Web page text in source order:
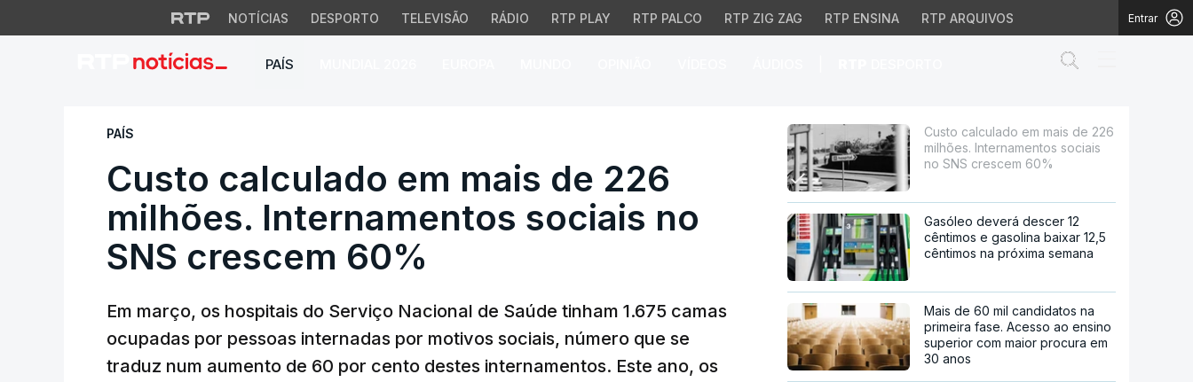
NOTÍCIAS DESPORTO TELEVISÃO RÁDIO RTP PLAY RTP PALCO RTP ZIG ZAG RTP ENSINA RTP ARQUIVOS Entrar
PAÍS
Custo calculado em mais de 226 milhões. Internamentos sociais
PAÍS
Custo calculado em mais de 226
milhões. Internamentos sociais no
SNS crescem 60%
Em março, os hospitais do Serviço Nacional de Saúde tinham 1.675 camas
ocupadas por pessoas internadas por motivos sociais, número que se
traduz num aumento de 60 por cento destes internamentos. Este ano, os
Custo calculado em mais de 226
milhões. Internamentos sociais
no SNS crescem 60%
Gasóleo deverá descer 12
cêntimos e gasolina baixar 12,5
cêntimos na próxima semana
Mais de 60 mil candidatos na
primeira fase. Acesso ao ensino
superior com maior procura em
30 anos